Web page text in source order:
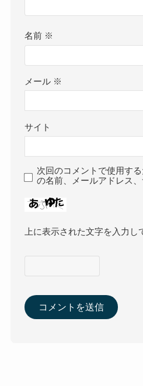
名前 ※
メール ※
サイト
次回のコメントで使用す
の名前、メールアドレス、
上に表示された文字を入力し